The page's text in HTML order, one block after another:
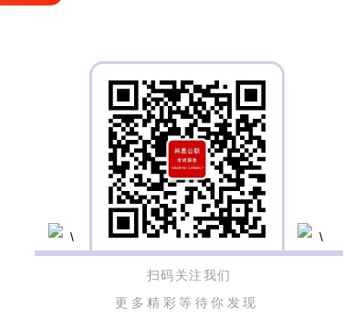
扫码关注我们
更多精彩等待你发现